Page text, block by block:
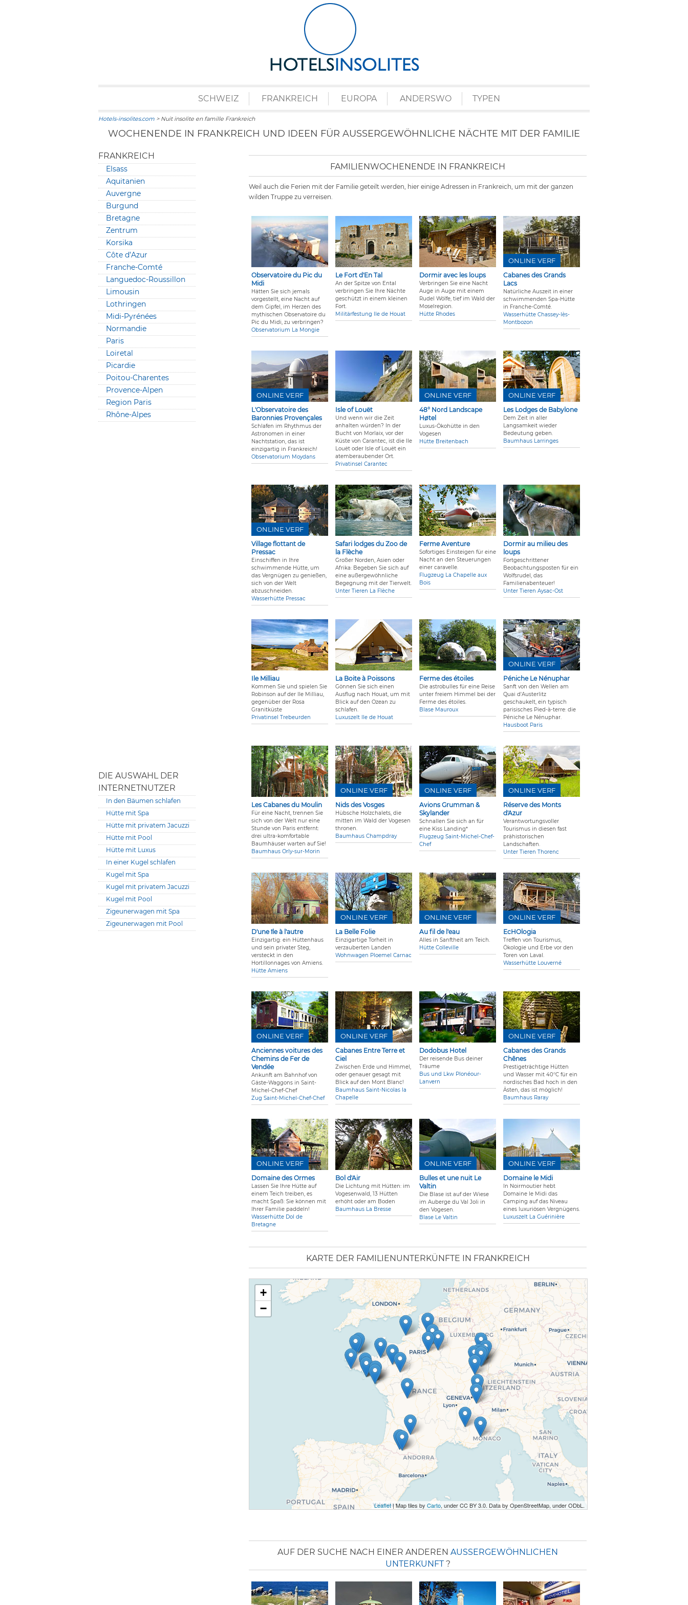
SCHWEIZ FRANKREICH EUROPA ANDERSWO TYPEN
Hotels-insolites.com > Nuit insolite en famille Frankreich
WOCHENENDE IN FRANKREICH UND IDEEN FÜR AUSSERGEWÖHNLICHE NÄCHTE MIT DER FAMILIE
FRANKREICH
Elsass
Aquitanien
Auvergne
Burgund
Bretagne
Zentrum
Korsika
Côte d’Azur
Franche-Comté
Languedoc-Roussillon
Limousin
Lothringen
Midi-Pyrénées
Normandie
Paris
Loiretal
Picardie
Poitou-Charentes
Provence-Alpen
Region Paris
Rhône-Alpes
DIE AUSWAHL DER
INTERNETNUTZER
In den Bäumen schlafen
Hütte mit Spa
Hütte mit privatem Jacuzzi
Hütte mit Pool
Hütte mit Luxus
In einer Kugel schlafen
Kugel mit Spa
Kugel mit privatem Jacuzzi
Kugel mit Pool
Zigeunerwagen mit Spa
Zigeunerwagen mit Pool
FAMILIENWOCHENENDE IN FRANKREICH
Weil auch die Ferien mit der Familie geteilt werden, hier einige Adressen in Frankreich, um mit der ganzen
wilden Truppe zu verreisen.
Observatoire du Pic du
Midi
Hätten Sie sich jemals
vorgestellt, eine Nacht auf
dem Gipfel, im Herzen des
mythischen Observatoire du
Pic du Midi, zu verbringen?
Observatorium La Mongie
Le Fort d'En Tal
An der Spitze von Ental
verbringen Sie Ihre Nächte
geschützt in einem kleinen
Fort.
Militärfestung Ile de Houat
Dormir avec les loups
Verbringen Sie eine Nacht
Auge in Auge mit einem
Rudel Wölfe, tief im Wald der
Moselregion.
Hütte Rhodes
Cabanes des Grands
Lacs
Natürliche Auszeit in einer
schwimmenden Spa-Hütte
in Franche-Comté.
Wasserhütte Chassey-lès-
Montbozon
ONLINE VERF
L'Observatoire des
Baronnies Provençales
Schlafen im Rhythmus der
Astronomen in einer
Nachtstation, das ist
einzigartig in Frankreich!
Observatorium Moydans
ONLINE VERF
Isle of Louët
Und wenn wir die Zeit
anhalten würden? In der
Bucht von Morlaix, vor der
Küste von Carantec, ist die Ile
Louët oder Isle of Louët ein
atemberaubender Ort.
Privatinsel Carantec
48° Nord Landscape
Høtel
Luxus-Ökohütte in den
Vogesen
Hütte Breitenbach
ONLINE VERF
Les Lodges de Babylone
Dem Zeit in aller
Langsamkeit wieder
Bedeutung geben.
Baumhaus Larringes
ONLINE VERF
Village flottant de
Pressac
Einschiffen in Ihre
schwimmende Hütte, um
das Vergnügen zu genießen,
sich von der Welt
abzuschneiden.
Wasserhütte Pressac
ONLINE VERF
Safari lodges du Zoo de
la Flèche
Großer Norden, Asien oder
Afrika: Begeben Sie sich auf
eine außergewöhnliche
Begegnung mit der Tierwelt.
Unter Tieren La Flèche
Ferme Aventure
Sofortiges Einsteigen für eine
Nacht an den Steuerungen
einer caravelle.
Flugzeug La Chapelle aux
Bois
Dormir au milieu des
loups
Fortgeschrittener
Beobachtungsposten für ein
Wolfsrudel, das
Familienabenteuer!
Unter Tieren Aysac-Ost
Ile Milliau
Kommen Sie und spielen Sie
Robinson auf der Ile Milliau,
gegenüber der Rosa
Granitküste
Privatinsel Trebeurden
La Boite à Poissons
Gönnen Sie sich einen
Ausflug nach Houat, um mit
Blick auf den Ozean zu
schlafen.
Luxuszelt Ile de Houat
Ferme des étoiles
Die astrobulles für eine Reise
unter freiem Himmel bei der
Ferme des étoiles.
Blase Mauroux
Péniche Le Nénuphar
Sanft von den Wellen am
Quai d'Austerlitz
geschaukelt, ein typisch
parisisches Pied-à-terre: die
Péniche Le Nénuphar.
Hausboot Paris
ONLINE VERF
Les Cabanes du Moulin
Für eine Nacht, trennen Sie
sich von der Welt nur eine
Stunde von Paris entfernt:
drei ultra-komfortable
Baumhäuser warten auf Sie!
Baumhaus Orly-sur-Morin
Nids des Vosges
Hübsche Holzchalets, die
mitten im Wald der Vogesen
thronen.
Baumhaus Champdray
ONLINE VERF
Avions Grumman &
Skylander
Schnallen Sie sich an für
eine Kiss Landing*
Flugzeug Saint-Michel-Chef-
Chef
ONLINE VERF
Réserve des Monts
d'Azur
Verantwortungsvoller
Tourismus in diesen fast
prähistorischen
Landschaften.
Unter Tieren Thorenc
ONLINE VERF
D'une île à l'autre
Einzigartig: ein Hüttenhaus
und sein privater Steg,
versteckt in den
Hortillonnages von Amiens.
Hütte Amiens
La Belle Folie
Einzigartige Torheit in
verzauberten Landen
Wohnwagen Ploemel Carnac
ONLINE VERF
Au fil de l'eau
Alles in Sanftheit am Teich.
Hütte Colleville
ONLINE VERF
EcHOlogia
Treffen von Tourismus,
Ökologie und Erbe vor den
Toren von Laval.
Wasserhütte Louverné
ONLINE VERF
Anciennes voitures des
Chemins de Fer de
Vendée
Ankunft am Bahnhof von
Gäste-Waggons in Saint-
Michel-Chef-Chef
Zug Saint-Michel-Chef-Chef
ONLINE VERF
Cabanes Entre Terre et
Ciel
Zwischen Erde und Himmel,
oder genauer gesagt mit
Blick auf den Mont Blanc!
Baumhaus Saint-Nicolas la
Chapelle
ONLINE VERF
Dodobus Hotel
Der reisende Bus deiner
Träume
Bus und Lkw Plonéour-
Lanvern
Cabanes des Grands
Chênes
Prestigeträchtige Hütten
und Wasser mit 40°C für ein
nordisches Bad hoch in den
Ästen, das ist möglich!
Baumhaus Raray
ONLINE VERF
Domaine des Ormes
Lassen Sie Ihre Hütte auf
einem Teich treiben, es
macht Spaß: Sie können mit
Ihrer Familie paddeln!
Wasserhütte Dol de
Bretagne
ONLINE VERF
Bol d'Air
Die Lichtung mit Hütten: im
Vogesenwald, 13 Hütten
erhöht oder am Boden
Baumhaus La Bresse
Bulles et une nuit Le
Valtin
Die Blase ist auf der Wiese
im Auberge du Val Joli in
den Vogesen.
Blase Le Valtin
ONLINE VERF
Domaine le Midi
In Noirmoutier hebt
Domaine le Midi das
Camping auf das Niveau
eines luxuriösen Vergnügens.
Luxuszelt La Guérinière
ONLINE VERF
KARTE DER FAMILIENUNTERKÜNFTE IN FRANKREICH
+
−
Leaflet| Map tiles by Carto, under CC BY 3.0. Data by OpenStreetMap, under ODbL.
AUF DER SUCHE NACH EINER ANDEREN AUSSERGEWÖHNLICHEN U
NTERKUNFT?